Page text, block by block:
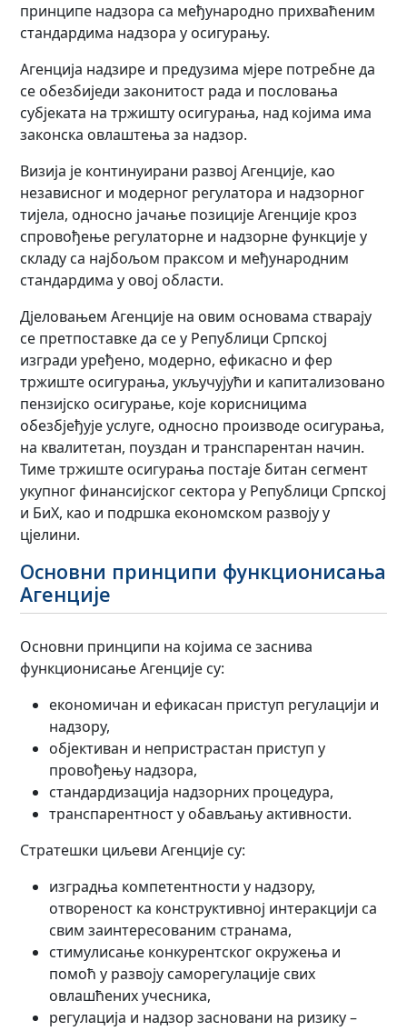
принципе надзора са међународно прихваћеним
стандардима надзора у осигурању.
Агенција надзире и предузима мјере потребне да
се обезбиједи законитост рада и пословања
субјеката на тржишту осигурања, над којима има
законска овлаштења за надзор.
Визија је континуирани развој Агенције, као
независног и модерног регулатора и надзорног
тијела, односно јачање позиције Агенције кроз
спровођење регулаторне и надзорне функције у
складу са најбољом праксом и међународним
стандардима у овој области.
Дјеловањем Агенције на овим основама стварају
се претпоставке да се у Републици Српској
изгради уређено, модерно, ефикасно и фер
тржиште осигурања, укључујући и капитализовано
пензијско осигурање, које корисницима
обезбјеђује услуге, односно производе осигурања,
на квалитетан, поуздан и транспарентан начин.
Тиме тржиште осигурања постаје битан сегмент
укупног финансијског сектора у Републици Српској
и БиХ, као и подршка економском развоју у
цјелини.
Основни принципи функционисања
Агенције
Основни принципи на којима се заснива
функционисање Агенције су:
економичан и ефикасан приступ регулацији и
надзору,
објективан и непристрастан приступ у
провођењу надзора,
стандардизација надзорних процедура,
транспарентност у обављању активности.
Стратешки циљеви Агенције су:
изградња компетентности у надзору,
отвореност ка конструктивној интеракцији са
свим заинтересованим странама,
стимулисање конкурентског окружења и
помоћ у развоју саморегулације свих
овлашћених учесника,
регулација и надзор засновани на ризику –